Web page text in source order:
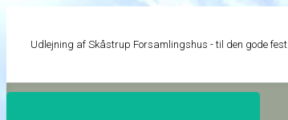
mainUdlejning af Skåstrup Forsamlingshus - til den gode fest